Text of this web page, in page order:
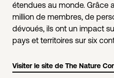
étendues au monde. Grâce
million de membres, de
dévoués, ils ont un impact
pays et territoires sur six
Visiter le site de The Nature